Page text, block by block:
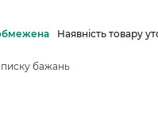
обмежена Наявність товару
бажань